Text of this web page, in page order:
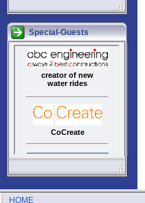
Special-Guests
HOME